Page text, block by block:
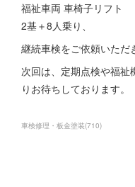
福祉車両 車椅子リフト
2基＋8人乗り、
継続車検をご依頼いただ
次回は、定期点検や福祉
りお待ちしております。
車検修理・板金塗装(710)